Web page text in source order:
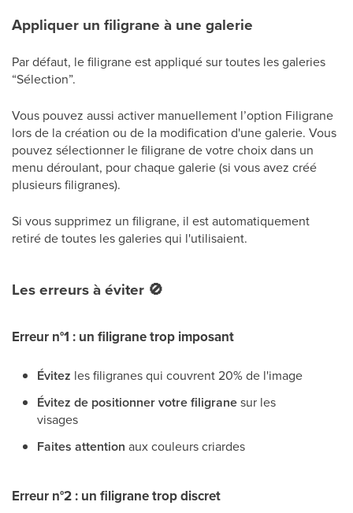
Appliquer un filigrane à une galerie
Par défaut, le filigrane est appliqué sur toutes les galeries
“Sélection”.
Vous pouvez aussi activer manuellement l’option Filigrane
lors de la création ou de la modification d'une galerie. Vous
pouvez sélectionner le filigrane de votre choix dans un
menu déroulant, pour chaque galerie (si vous avez créé
plusieurs filigranes).
Si vous supprimez un filigrane, il est automatiquement
retiré de toutes les galeries qui l'utilisaient.
Les erreurs à éviter 🚫
Erreur n°1 : un filigrane trop imposant
Évitez les filigranes qui couvrent 20% de l'image
Évitez de positionner votre filigranesur les
visages
Faites attention aux couleurs criardes
Erreur n°2 : un filigrane trop discret